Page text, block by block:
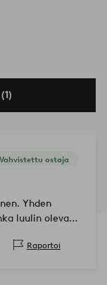
Vahvistettu ostaja
Yhden
luulin olevan
Raportoi